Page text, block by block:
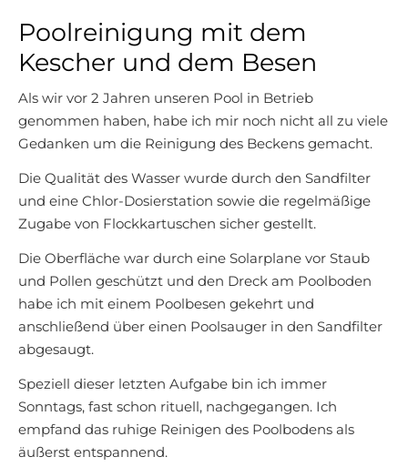
Poolreinigung mit dem
Kescher und dem Besen
Als wir vor 2 Jahren unseren Pool in Betrieb
genommen haben, habe ich mir noch nicht all zu viele
Gedanken um die Reinigung des Beckens gemacht.
Die Qualität des Wasser wurde durch den Sandfilter
und eine Chlor-Dosierstation sowie die regelmäßige
Zugabe von Flockkartuschen sicher gestellt.
Die Oberfläche war durch eine Solarplane vor Staub
und Pollen geschützt und den Dreck am Poolboden
habe ich mit einem Poolbesen gekehrt und
anschließend über einen Poolsauger in den Sandfilter
abgesaugt.
Speziell dieser letzten Aufgabe bin ich immer
Sonntags, fast schon rituell, nachgegangen. Ich
empfand das ruhige Reinigen des Poolbodens als
äußerst entspannend.